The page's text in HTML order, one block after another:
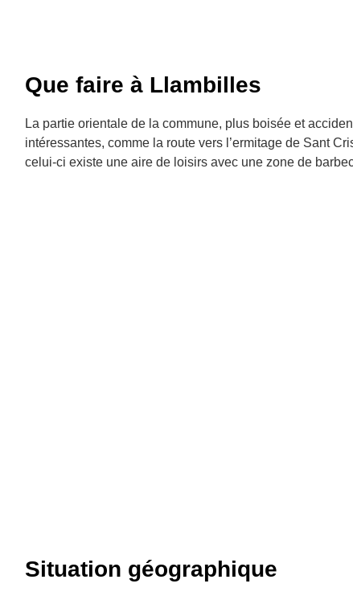
Que faire à Llambilles
La partie orientale de la commune, plus boisée et
intéressantes, comme la route vers l’ermitage de Sant
celui-ci existe une aire de loisirs avec une zone de
Situation géographique